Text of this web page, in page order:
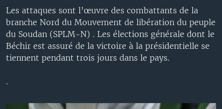
recherche
CORRESPONDANT VOA
FOCUS SAHEL
REPORTAGES
VOUS + NOUS
VOTRE SANTÉ VOTRE AVENIR
LE MONDE AU FÉMININ
L'AMÉRIQUE ET VOUS
DIALOGUE DES RELIGIONS
FULFULDE
LINGALA
SANGO
SUIVEZ-NOUS
Les attaques sont l’œuvre des combattants de la
branche Nord du Mouvement de libération du peuple
du Soudan (SPLM-N) . Les élections générale dont le
Béchir est assuré de la victoire à la présidentielle se
tiennent pendant trois jours dans le pays.
.